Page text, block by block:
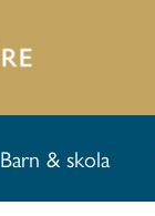
Barn & skola